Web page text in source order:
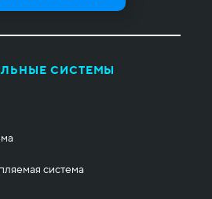
СИСТЕМЫ
система